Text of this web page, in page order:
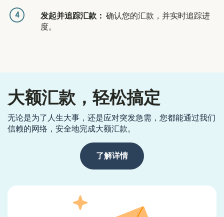
4 发起并追踪汇款： 确认您的汇款，并实时追踪进
度。
大额汇款，轻松搞定
无论是为了人生大事，还是应对突发急需，您都能通过我们
信赖的网络，安全地完成大额汇款。
了解详情